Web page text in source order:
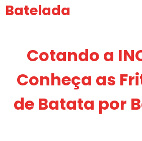
Batelada
Cotando a
Conheça as
de Batata por